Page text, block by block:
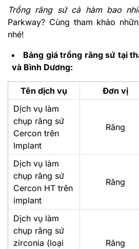
Trồng răng sứ cả hàm bao
Parkway? Cùng tham khảo
nhé!
Bảng giá trồng răng sứ tại
và Bình Dương:
Tên dịch vụ Đơn vị
Dịch vụ làm
chụp răng sứ
Cercon trên
Implant
Răng
Dịch vụ làm
chụp răng sứ
Cercon HT trên
implant
Răng
Dịch vụ làm
chụp răng sứ
zirconia (loại
Răng